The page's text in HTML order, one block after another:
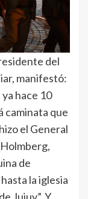
del
manifestó:
hace 10
caminata que
el General
de
la iglesia